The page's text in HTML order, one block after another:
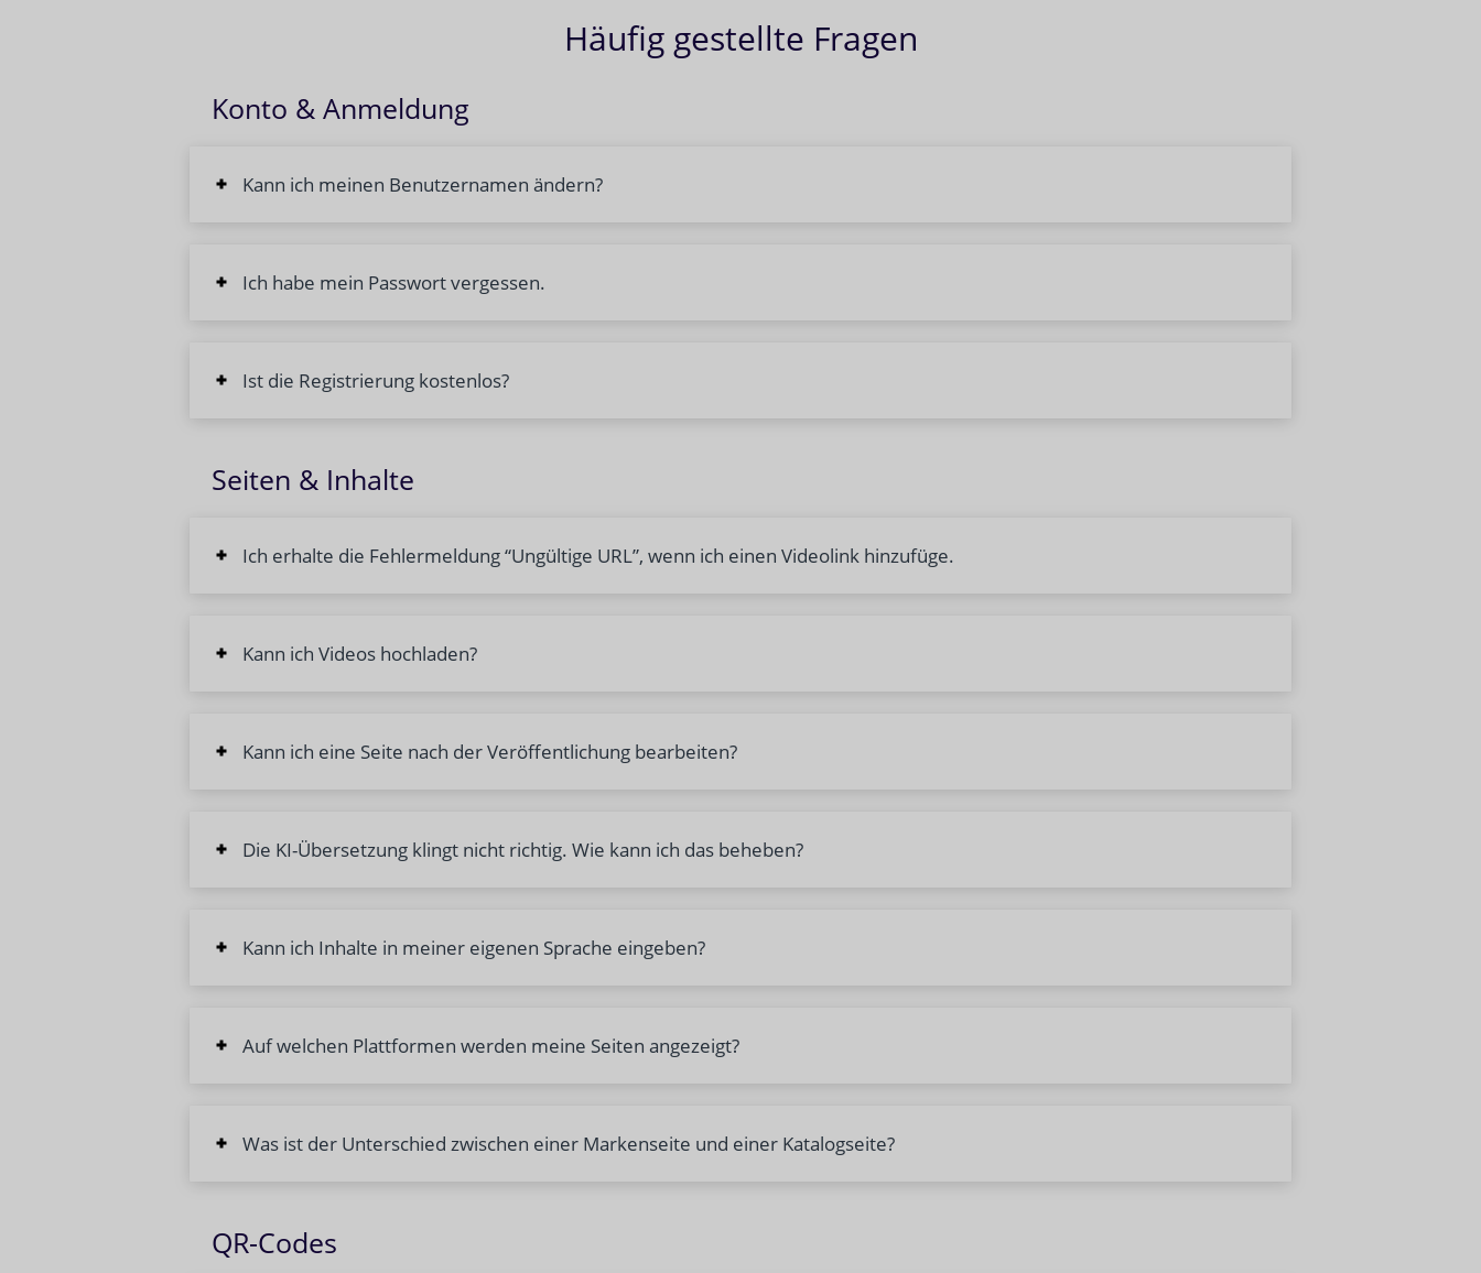
Häufig gestellte Fragen
Konto & Anmeldung
Kann ich meinen Benutzernamen ändern?
Ich habe mein Passwort vergessen.
Ist die Registrierung kostenlos?
Seiten & Inhalte
Ich erhalte die Fehlermeldung “Ungültige URL”, wenn ich einen Videolink hinzufüge.
Kann ich Videos hochladen?
Kann ich eine Seite nach der Veröffentlichung bearbeiten?
Die KI-Übersetzung klingt nicht richtig. Wie kann ich das beheben?
Kann ich Inhalte in meiner eigenen Sprache eingeben?
Auf welchen Plattformen werden meine Seiten angezeigt?
Was ist der Unterschied zwischen einer Markenseite und einer Katalogseite?
QR-Codes